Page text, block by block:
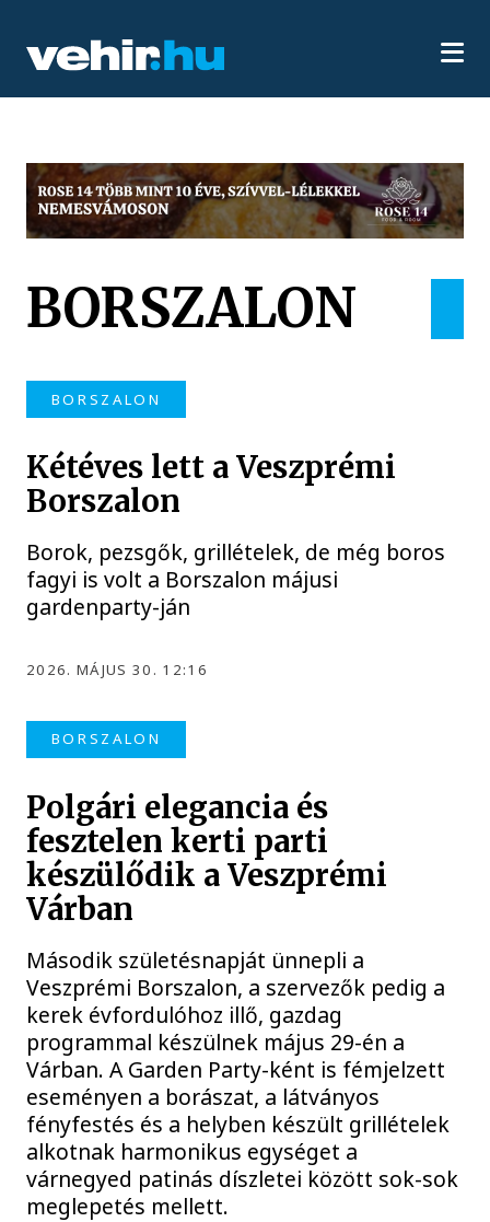
BORSZALON
BORSZALON
Kétéves lett a Veszprémi
Borszalon
Borok, pezsgők, grillételek, de még boros
fagyi is volt a Borszalon májusi
gardenparty-ján
2026. MÁJUS 30. 12:16
BORSZALON
Polgári elegancia és
fesztelen kerti parti
készülődik a Veszprémi
Várban
Második születésnapját ünnepli a
Veszprémi Borszalon, a szervezők pedig a
kerek évfordulóhoz illő, gazdag
programmal készülnek május 29-én a
Várban. A Garden Party-ként is fémjelzett
eseményen a borászat, a látványos
fényfestés és a helyben készült grillételek
alkotnak harmonikus egységet a
várnegyed patinás díszletei között sok-sok
meglepetés mellett.